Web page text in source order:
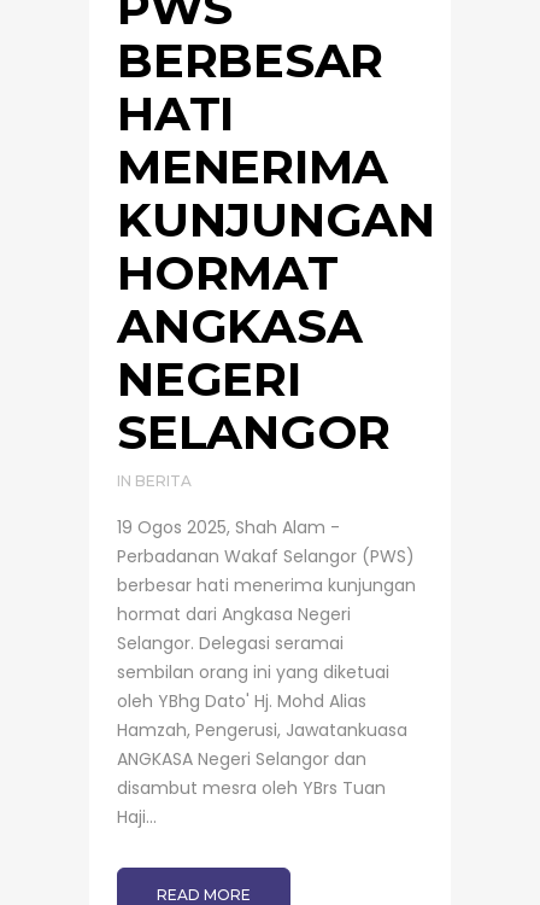
BERBESAR
HATI
MENERIMA
KUNJUNGAN
HORMAT
ANGKASA
NEGERI
SELANGOR
IN BERITA
19 Ogos 2025, Shah Alam -
Perbadanan Wakaf Selangor (PWS)
berbesar hati menerima kunjungan
hormat dari Angkasa Negeri
Selangor. Delegasi seramai
sembilan orang ini yang diketuai
oleh YBhg Dato' Hj. Mohd Alias
Hamzah, Pengerusi, Jawatankuasa
ANGKASA Negeri Selangor dan
disambut mesra oleh YBrs Tuan
Haji...
READ MORE